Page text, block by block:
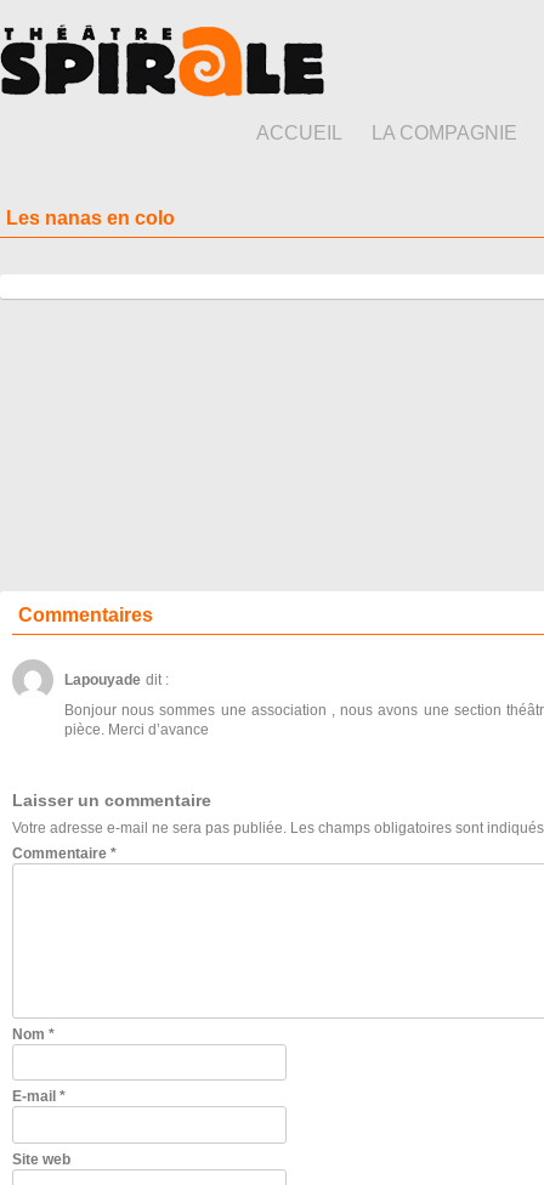
ACCUEIL LA COMPAGNIE
Les nanas en colo
Commentaires
Lapouyade dit :
Bonjour nous sommes une association , nous avons une section
pièce. Merci d’avance
Laisser un commentaire
Votre adresse e-mail ne sera pas publiée. Les champs obligatoires sont
Commentaire *
Nom *
E-mail *
Site web